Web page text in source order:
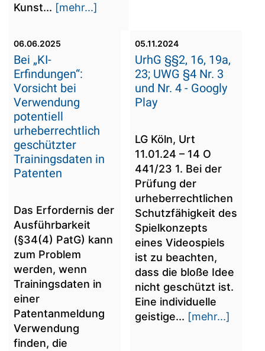
Kunst... [mehr...]
06.06.2025
Bei „KI-
Erfindungen“:
Vorsicht bei
Verwendung
potentiell
urheberrechtlich
geschützter
Trainingsdaten in
Patenten
Das Erfordernis der
Ausführbarkeit
(§34(4) PatG) kann
zum Problem
werden, wenn
Trainingsdaten in
einer
Patentanmeldung
Verwendung
finden, die
05.11.2024
UrhG §§2, 16, 19a,
23; UWG §4 Nr. 3
und Nr. 4 - Googly
Play
LG Köln, Urt
11.01.24 – 14 O
441/23 1. Bei der
Prüfung der
urheberrechtlichen
Schutzfähigkeit des
Spielkonzepts
eines Videospiels
ist zu beachten,
dass die bloße Idee
nicht geschützt ist.
Eine individuelle
geistige... [mehr...]